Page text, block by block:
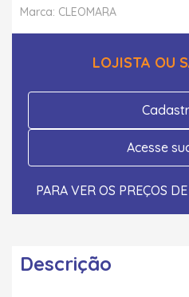
Marca: CLEOMARA
LOJISTA OU
Acesse
PARA VER OS PREÇOS
Descrição